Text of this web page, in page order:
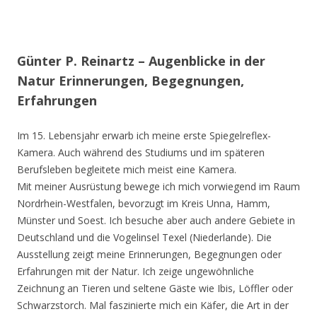
Günter P. Reinartz – Augenblicke in der
Natur Erinnerungen, Begegnungen,
Erfahrungen
Im 15. Lebensjahr erwarb ich meine erste Spiegelreflex-
Kamera. Auch während des Studiums und im späteren
Berufsleben begleitete mich meist eine Kamera.
Mit meiner Ausrüstung bewege ich mich vorwiegend im Raum
Nordrhein-Westfalen, bevorzugt im Kreis Unna, Hamm,
Münster und Soest. Ich besuche aber auch andere Gebiete in
Deutschland und die Vogelinsel Texel (Niederlande). Die
Ausstellung zeigt meine Erinnerungen, Begegnungen oder
Erfahrungen mit der Natur. Ich zeige ungewöhnliche
Zeichnung an Tieren und seltene Gäste wie Ibis, Löffler oder
Schwarzstorch. Mal faszinierte mich ein Käfer, die Art in der